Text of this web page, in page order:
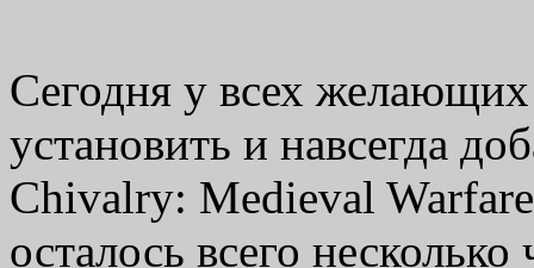
Сегодня у всех желающих
установить и навсегда
Chivalry: Medieval
осталось всего